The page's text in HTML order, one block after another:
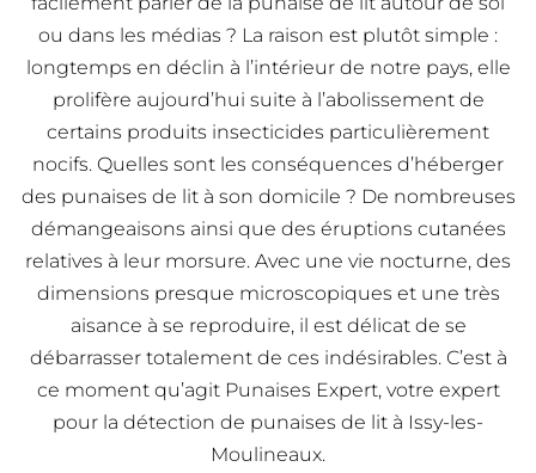
ou dans les médias ? La raison est plutôt simple :
longtemps en déclin à l’intérieur de notre pays, elle
prolifère aujourd’hui suite à l’abolissement de
certains produits insecticides particulièrement
nocifs. Quelles sont les conséquences d’héberger
des punaises de lit à son domicile ? De nombreuses
démangeaisons ainsi que des éruptions cutanées
relatives à leur morsure. Avec une vie nocturne, des
dimensions presque microscopiques et une très
aisance à se reproduire, il est délicat de se
débarrasser totalement de ces indésirables. C’est à
ce moment qu’agit Punaises Expert, votre expert
pour la détection de punaises de lit à Issy-les-
Moulineaux.